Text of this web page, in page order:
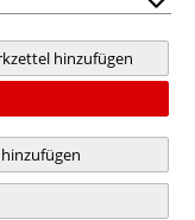
hinzufügen